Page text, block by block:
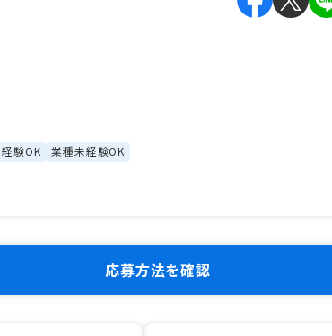
験OK 業種未経験OK
応募方法を確認